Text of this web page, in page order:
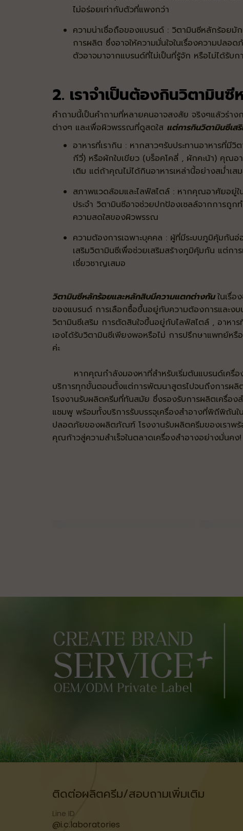
ไม่อร่อยเท่ากับตัวที่แพงกว่า
ความน่าเชื่อถือของแบรนด์ : วิตามินซีหลักร้อยมั
การผลิต ซึ่งอาจให้ความมั่นใจในเรื่องความปล
ตัวอาจมาจากแบรนด์ที่ไม่เป็นที่รู้จัก หรือไม่ได้รับ
2. เราจำเป็นต้องกินวิตามินซี
คำถามนี้เป็นคำถามที่หลายคนอาจสงสัย จริงๆแล้วร่า
ต่างๆ และเพื่อผิวพรรณที่ดูสดใส แต่การกินวิตามินซีเส
อาหารที่เรากิน : หากสาวๆรับประทานอาหารที่มี
กีวี่) หรือผักใบเขียว (บร็อคโคลี่ , ผักคะน้า) คุณอ
เติม แต่ถ้าคุณไม่ได้กินอาหารเหล่านี้อย่างสม่ำเส
สภาพแวดล้อมและไลฟ์สไตล์ : หากคุณอาศัยอยู่ใ
ประจำ วิตามินซีอาจช่วยปกป้องเซลล์จากการถูก
ความสดใสของผิวพรรณ
ความต้องการเฉพาะบุคคล : ผู้ที่มีระบบภูมิคุ้มกัน
เสริมวิตามินซีเพื่อช่วยเสริมสร้างภูมิคุ้มกัน แต่ก
เชี่ยวชาญเสมอ
วิตามินซีหลักร้อยและหลักสิบมีความแตกต่างกันในเรื่
ของแบรนด์ การเลือกซื้อขึ้นอยู่กับความต้องการและง
วิตามินซีเสริม การตัดสินใจขึ้นอยู่กับไลฟ์สไตล์ , อาห
เองได้รับวิตามินซีเพียงพอหรือไม่ การปรึกษาแพทย์ห
ค่ะ
หากคุณกำลังมองหาที่สำหรับเริ่มต้นแบรนด์เครื่อ
บริการทุกขั้นตอนตั้งแต่การพัฒนาสูตรไปจนถึงการผลิ
โรงงานรับผลิตครีมที่ทันสมัย ซึ่งรองรับการผลิตเครื่อง
แชมพู พร้อมทั้งบริการรับบรรจุเครื่องสำอางที่พิถีพิถัน
ปลอดภัยของผลิตภัณฑ์ โรงงานรับผลิตครีมของเราพร้
คุณก้าวสู่ความสำเร็จในตลาดเครื่องสำอางอย่างมั่นคง!
ติดต่อผลิตครีม/สอบถามเพิ่มเติม
Line ID
@i.c.laboratories